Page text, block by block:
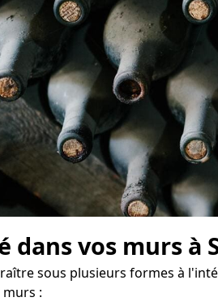
dans vos murs à
sous plusieurs formes à
: